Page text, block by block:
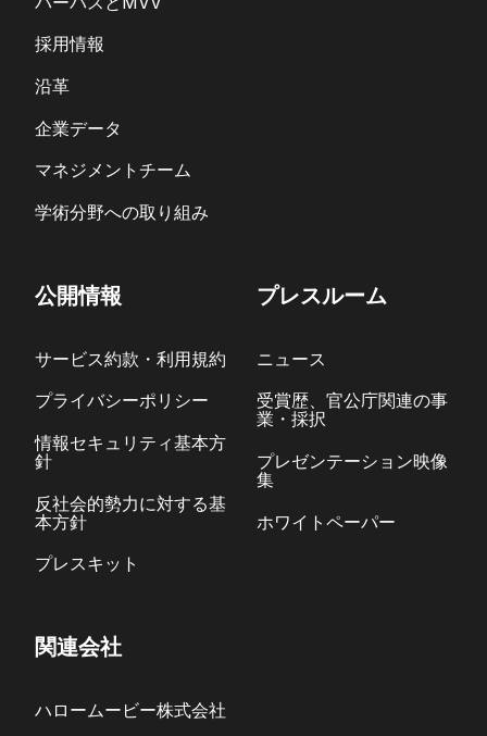
採用情報
沿革
企業データ
マネジメントチーム
学術分野への取り組み
公開情報
サービス約款・利用規約
プライバシーポリシー
情報セキュリティ基本方
針
反社会的勢力に対する基
本方針
プレスキット
プレスルーム
ニュース
受賞歴、官公庁関連の事
業・採択
プレゼンテーション映像
集
ホワイトペーパー
関連会社
ハロームービー株式会社